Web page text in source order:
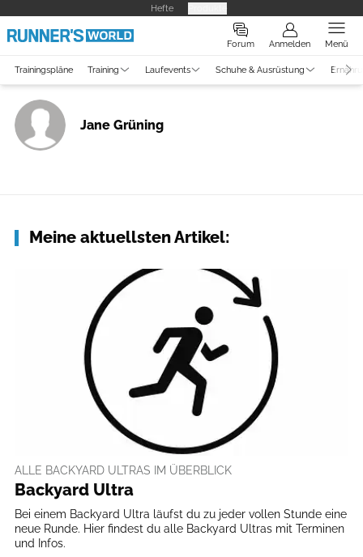
Hefte
Forum Anmelden Menü
Trainingspläne Training Laufevents Schuhe & Ausrüstung
Jane Grüning
Meine aktuellsten Artikel:
ALLE BACKYARD ULTRAS IM ÜBERBLICK
Backyard Ultra
Bei einem Backyard Ultra läufst du zu jeder vollen Stunde eine
neue Runde. Hier findest du alle Backyard Ultras mit Terminen
und Infos.